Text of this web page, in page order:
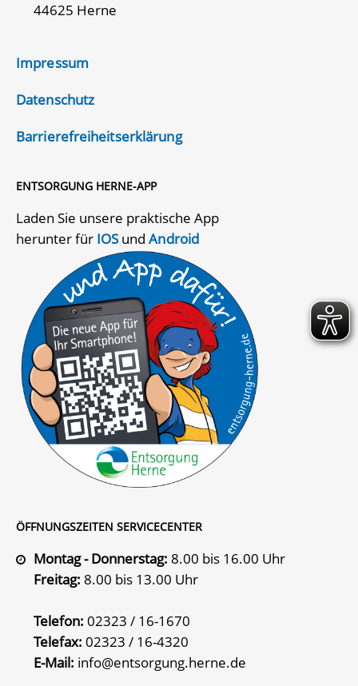
44625 Herne
Impressum
Datenschutz
Barrierefreiheitserklärung
ENTSORGUNG HERNE-APP
Laden Sie unsere praktische App
herunter für IOSundAndroid
ÖFFNUNGSZEITEN SERVICECENTER
Montag - Donnerstag: 8.00 bis 16.00 Uhr
Freitag: 8.00 bis 13.00 Uhr
Telefon: 02323 / 16-1670
Telefax: 02323 / 16-4320
E-Mail: info@entsorgung.herne.de